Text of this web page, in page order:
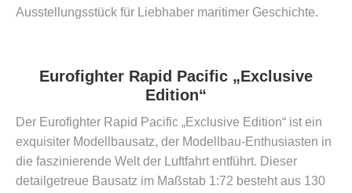
Ausstellungsstück für Liebhaber maritimer Geschichte.
Eurofighter Rapid Pacific „Exclusive
Edition“
Der Eurofighter Rapid Pacific „Exclusive Edition“ ist ein
exquisiter Modellbausatz, der Modellbau-Enthusiasten in
die faszinierende Welt der Luftfahrt entführt. Dieser
detailgetreue Bausatz im Maßstab 1:72 besteht aus 130